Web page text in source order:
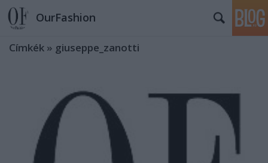
OurFashion
Címkék » giuseppe_zanotti